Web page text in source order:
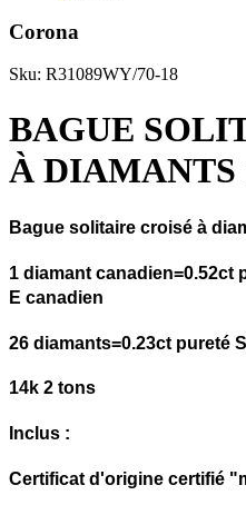
Corona
Sku: R31089WY/70-18
BAGUE
À DIAMANTS
Bague solitaire croisé à
1 diamant canadien=0.52ct
E canadien
26 diamants=0.23ct pureté
14k 2 tons
Inclus :
Certificat d'origine certifié